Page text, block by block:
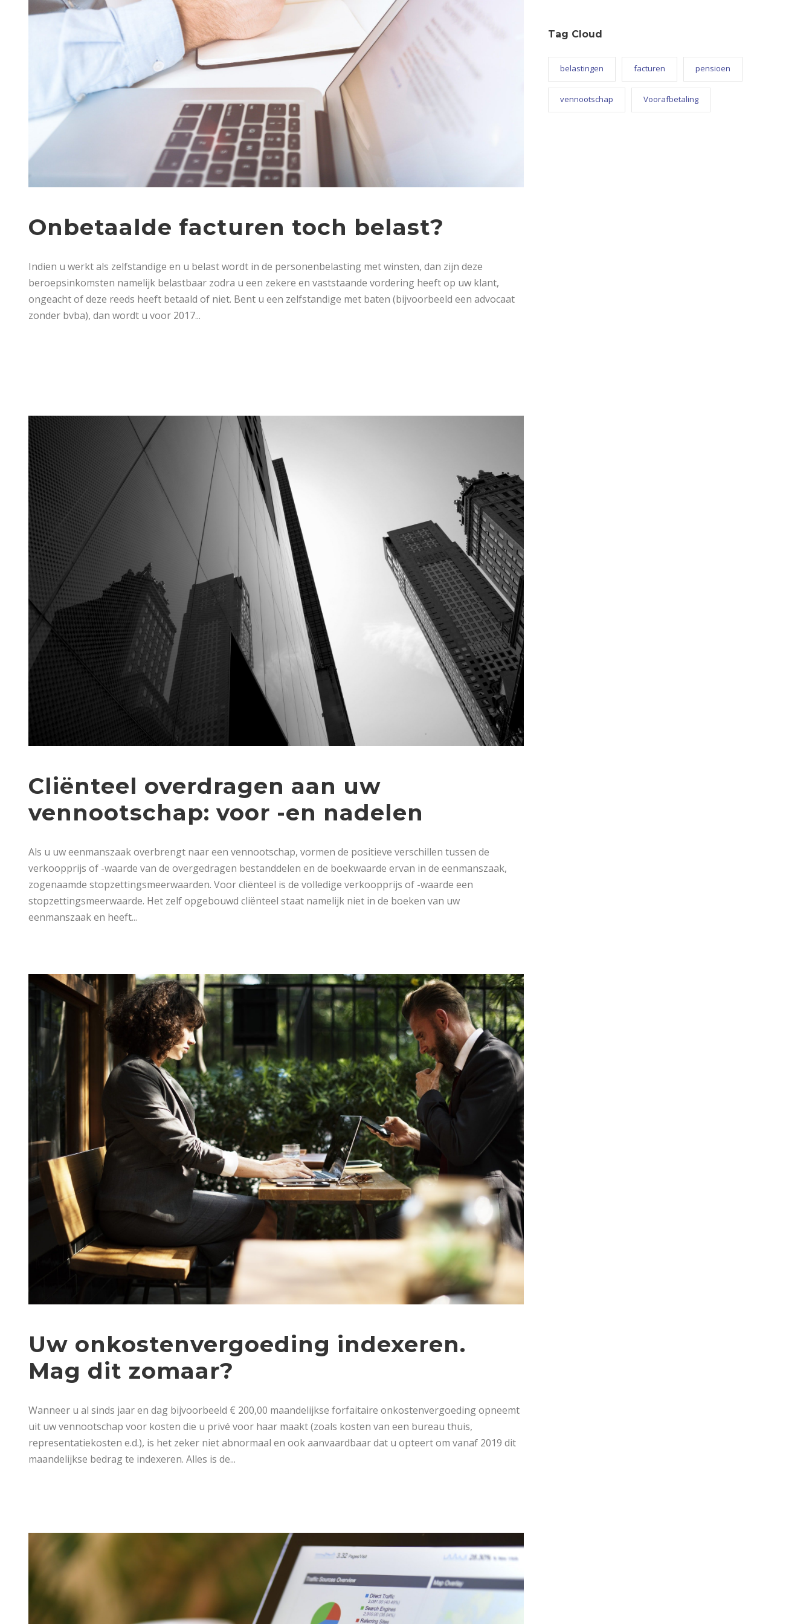
Onbetaalde facturen toch belast?
Indien u werkt als zelfstandige en u belast wordt in de personenbelasting met winsten, dan zijn deze
beroepsinkomsten namelijk belastbaar zodra u een zekere en vaststaande vordering heeft op uw klant,
ongeacht of deze reeds heeft betaald of niet. Bent u een zelfstandige met baten (bijvoorbeeld een advocaat
zonder bvba), dan wordt u voor 2017...
Cliënteel overdragen aan uw
vennootschap: voor -en nadelen
Als u uw eenmanszaak overbrengt naar een vennootschap, vormen de positieve verschillen tussen de
verkoopprijs of -waarde van de overgedragen bestanddelen en de boekwaarde ervan in de eenmanszaak,
zogenaamde stopzettingsmeerwaarden. Voor cliënteel is de volledige verkoopprijs of -waarde een
stopzettingsmeerwaarde. Het zelf opgebouwd cliënteel staat namelijk niet in de boeken van uw
eenmanszaak en heeft...
Uw onkostenvergoeding indexeren.
Mag dit zomaar?
Wanneer u al sinds jaar en dag bijvoorbeeld € 200,00 maandelijkse forfaitaire onkostenvergoeding opneemt
uit uw vennootschap voor kosten die u privé voor haar maakt (zoals kosten van een bureau thuis,
representatiekosten e.d.), is het zeker niet abnormaal en ook aanvaardbaar dat u opteert om vanaf 2019 dit
maandelijkse bedrag te indexeren. Alles is de...
Tag Cloud
belastingen facturen pensioen
vennootschap Voorafbetaling